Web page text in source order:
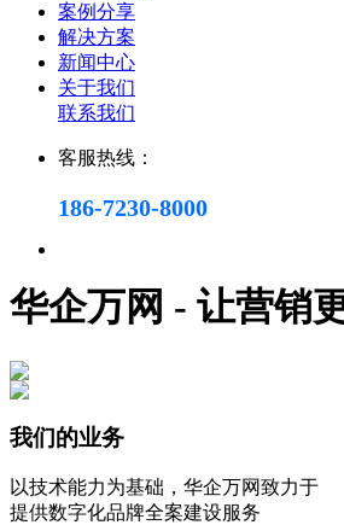
案例分享
解决方案
新闻中心
关于我们
联系我们
客服热线：
186-7230-8000
华企万网 - 让营销
我们的业务
以技术能力为基础，华企万网致力于
提供数字化品牌全案建设服务